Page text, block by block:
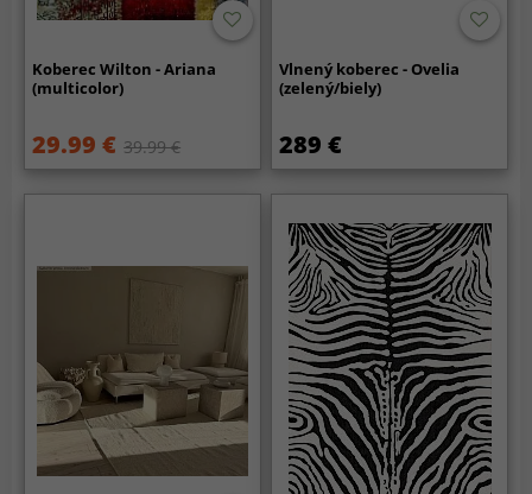
Koberec Wilton - Ariana
(multicolor)
29.99 € 39.99 €
Vlnený koberec - Ovelia
(zelený/biely)
289 €